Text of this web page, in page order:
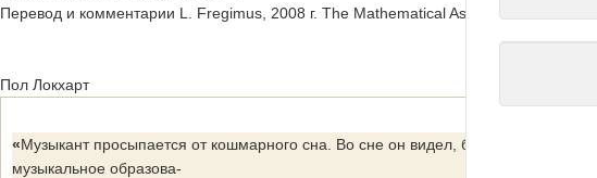
Перевод и комментарии L. Fregimus, 2008 г. The Mathematical Association of America
Пол Локхарт
«Музыкант просыпается от кошмарного сна. Во сне он видел, будто
музыкальное образова-